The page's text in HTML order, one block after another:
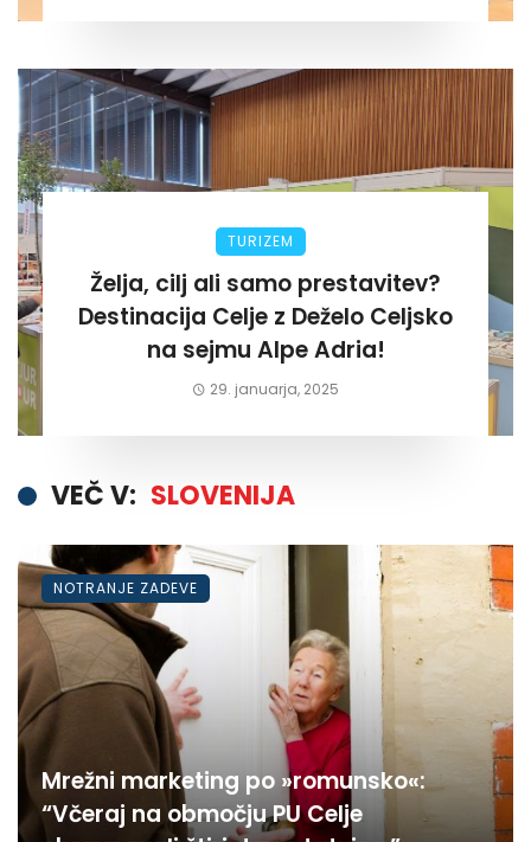
TURIZEM
Želja, cilj ali samo prestavitev?
Destinacija Celje z Deželo Celjsko
na sejmu Alpe Adria!
29. januarja, 2025
VEČ V: SLOVENIJA
Mrežni marketing po »romunsko«:
“Včeraj na območju PU Celje
NOTRANJE ZADEVE